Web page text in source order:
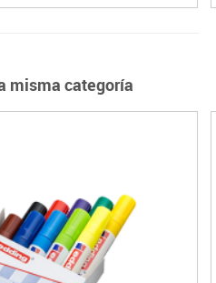
misma categoría